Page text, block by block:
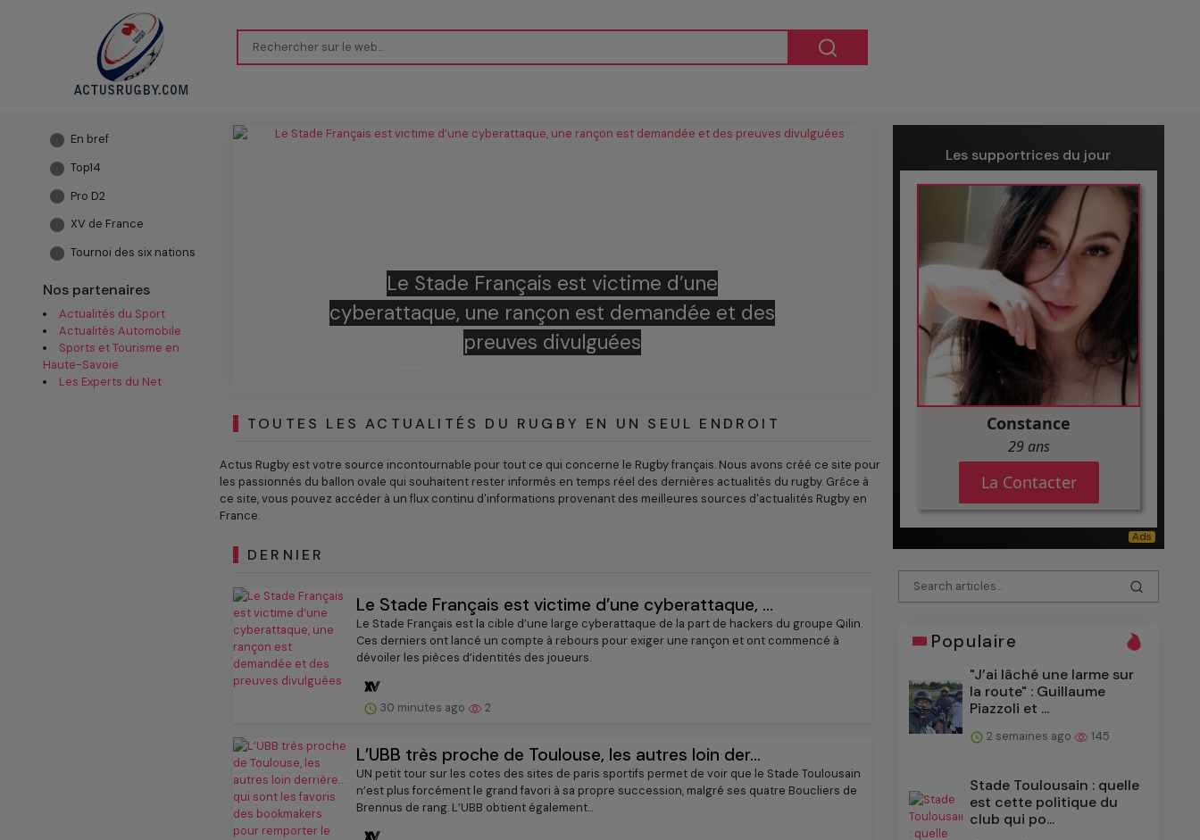
En bref
Top14
Pro D2
XV de France
Tournoi des six nations
Nos partenaires
Actualités du Sport
Actualités Automobile
Sports et Tourisme en
Haute-Savoie
Les Experts du Net
L’UBB très proche de Toulouse, les autres loin
derrière…qui sont les favoris des bookmakers
pour remporter le Brennus ?
TOUTES LES ACTUALITÉS DU RUGBY EN UN SEUL ENDROIT
Actus Rugby est votre source incontournable pour tout ce qui concerne le Rugby français. Nous avons créé ce site pour
les passionnés du ballon ovale qui souhaitent rester informés en temps réel des dernières actualités du rugby. Grâce à
ce site, vous pouvez accéder à un flux continu d'informations provenant des meilleures sources d'actualités Rugby en
France.
DERNIER
Le Stade Français est victime d’une cyberattaque, ...
Le Stade Français est la cible d’une large cyberattaque de la part de hackers du groupe Qilin.
Ces derniers ont lancé un compte à rebours pour exiger une rançon et ont commencé à
dévoiler les pièces d’identités des joueurs.
30 minutes ago 2
L’UBB très proche de Toulouse, les autres loin der...
UN petit tour sur les cotes des sites de paris sportifs permet de voir que le Stade Toulousain
n’est plus forcément le grand favori à sa propre succession, malgré ses quatre Boucliers de
Brennus de rang. L’UBB obtient également...
Les supportrices du jour
Populaire
"J’ai lâché une larme sur
la route" : Guillaume
Piazzoli et ...
2 semaines ago 145
Stade Toulousain : quelle
est cette politique du
club qui po...